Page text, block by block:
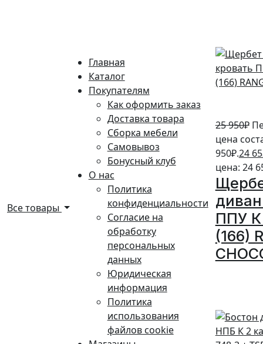
Все товары
Главная
Каталог
Покупателям
Как оформить заказ
Доставка товара
Сборка мебели
Самовывоз
Бонусный клуб
О нас
Политика
конфиденциальности
Согласие на
обработку
персональных
данных
Юридическая
информация
Политика
использования
файлов cookie
25 950₽
цена
950₽.24
цена: 24
ППУ К
(166)